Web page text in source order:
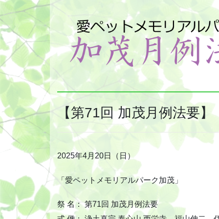
【第71回 加茂月例法要】
2025年4月20日（日）
「愛ペットメモリアルパーク加茂」
祭 名： 第71回 加茂月例法要